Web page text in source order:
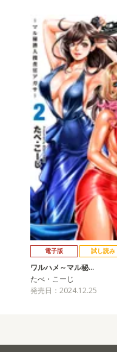
電子版 試し読み
ワルハメ～マル秘…
たべ・こーじ
発売日：2024.12.25